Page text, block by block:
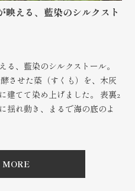
える、藍染のシルクスト
る、藍染のシルクストール。
させた蒅（すくも）を、木灰
建てて染め上げました。 表裏2
揺れ動き、まるで海の底のよ